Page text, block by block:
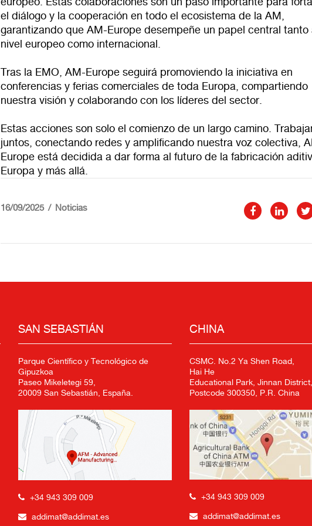
el diálogo y la cooperación en todo el ecosistema de la AM,
garantizando que AM-Europe desempeñe un papel central tanto
nivel europeo como internacional.
Tras la EMO, AM-Europe seguirá promoviendo la iniciativa en
conferencias y ferias comerciales de toda Europa, compartiendo
nuestra visión y colaborando con los líderes del sector.
Estas acciones son solo el comienzo de un largo camino.
juntos, conectando redes y amplificando nuestra voz colectiva,
Europe está decidida a dar forma al futuro de la fabricación
Europa y más allá.
16/09/2025 Noticias
SAN SEBASTIÁN
Parque Científico y Tecnológico de
Gipuzkoa
Paseo Mikeletegi 59,
20009 San Sebastián, España.
+34 943 309 009
addimat@addimat.es
CHINA
CSMC. No.2 Ya Shen Road,
Hai He
Educational Park, Jinnan
Postcode 300350, P.R. China
+34 943 309 009
addimat@addimat.es